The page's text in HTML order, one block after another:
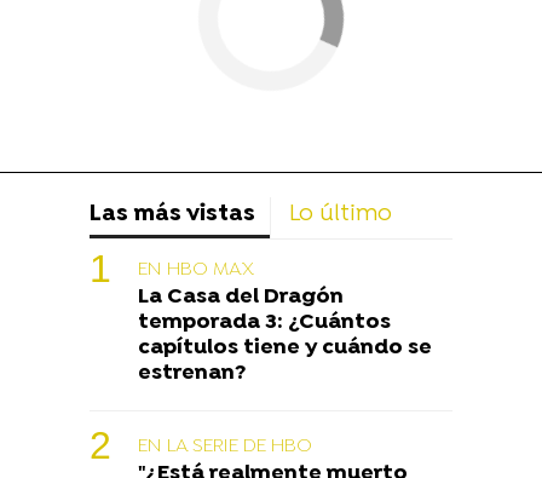
Las más vistas Lo último
EN HBO MAX
La Casa del Dragón
temporada 3: ¿Cuántos
capítulos tiene y cuándo se
estrenan?
EN LA SERIE DE HBO